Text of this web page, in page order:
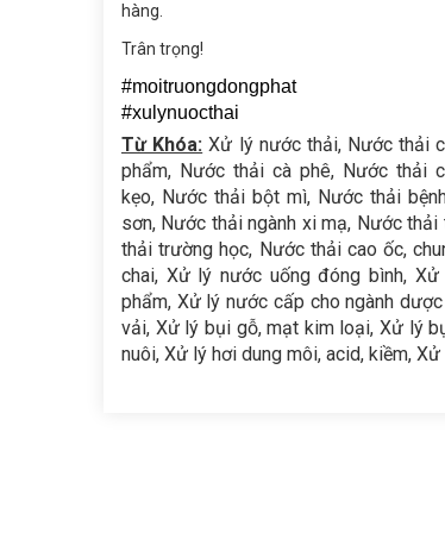
hàng.
Trân trọng!
#moitruongdongphat
#xulynuocthai
Từ Khóa: Xử lý nước thải, Nước thải
phẩm, Nước thải cà phê, Nước thải
kẹo, Nước thải bột mì, Nước thải
sơn, Nước thải ngành xi mạ, Nước
thải trường học, Nước thải cao ốc,
chai, Xử lý nước uống đóng bình,
phẩm, Xử lý nước cấp cho ngành
vải, Xử lý bụi gỗ, mạt kim loại, Xử lý
nuôi, Xử lý hơi dung môi, acid, kiềm,